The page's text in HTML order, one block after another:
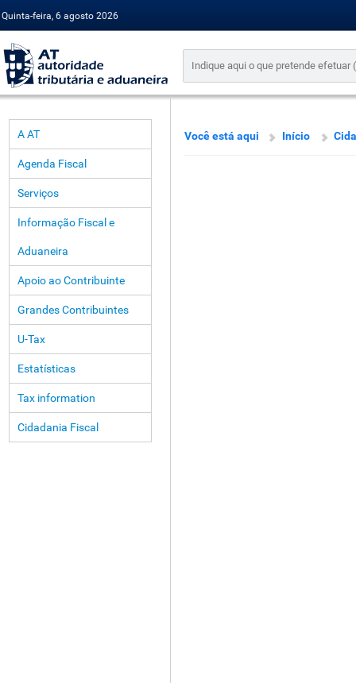
Quinta-feira, 6 agosto 2026
A AT
Agenda Fiscal
Serviços
Informação Fiscal e
Aduaneira
Apoio ao Contribuinte
Grandes Contribuintes
U-Tax
Estatísticas
Tax information
Cidadania Fiscal
Você está aqui Início